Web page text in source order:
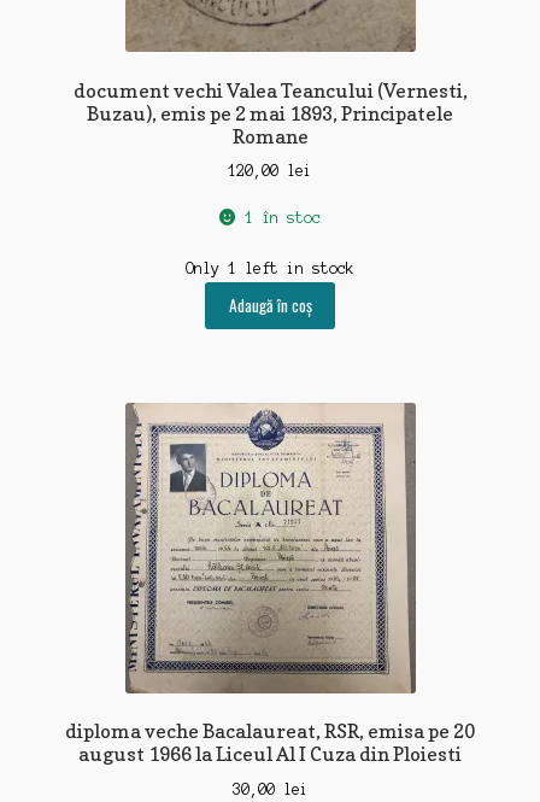
document vechi Valea Teancului (Vernesti,
Buzau), emis pe 2 mai 1893, Principatele
Romane
120,00 lei
1 în stoc
Only 1 left in stock
Adaugă în coș
diploma veche Bacalaureat, RSR, emisa pe 20
august 1966 la Liceul Al I Cuza din Ploiesti
30,00 lei